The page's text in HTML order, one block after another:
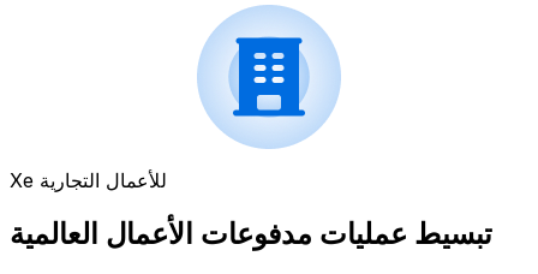
Xe للأعمال التجارية
تبسيط عمليات مدفوعات الأعمال العالمية